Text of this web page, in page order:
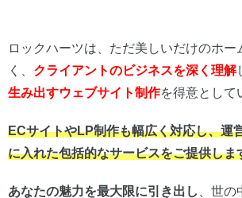
ロックハーツは、ただ美しいだけのホー
く、 クライアントのビジネスを深く理解
生み出すウェブサイト制作を得意として
ECサイトやLP制作も幅広く対応し、運
に入れた包括的なサービスをご提供しま
あなたの魅力を最大限に引き出し
、世